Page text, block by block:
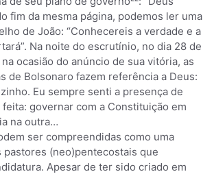
fim da mesma página, podemos ler uma
de João: “Conhecereis a verdade e a
Na noite do escrutínio, no dia 28 de
ocasião do anúncio de sua vitória, as
de Bolsonaro fazem referência a Deus:
Eu sempre senti a presença de
feita: governar com a Constituição em
na outra…
ser compreendidas como uma
pastores (neo)pentecostais que
Apesar de ter sido criado em